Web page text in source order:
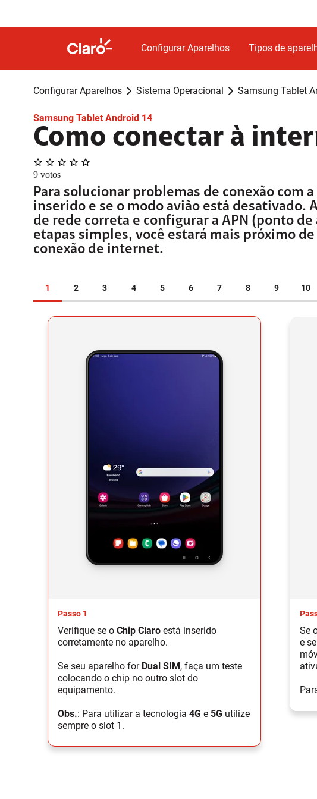
Configurar Aparelhos Tipos de
Configurar Aparelhos Sistema Operacional Samsung Tablet
Samsung Tablet Android 14
Como conectar à
9 votos
Para solucionar problemas de conexão
inserido e se o modo avião está
de rede correta e configurar a APN (ponto
etapas simples, você estará mais próximo
conexão de internet.
1 2 3 4 5 6 7 8 9 10
Passo 1
Verifique se o Chip Claro está inserido
corretamente no aparelho.
Se seu aparelho for Dual SIM, faça um teste
colocando o chip no outro slot do
equipamento.
Obs.: Para utilizar a tecnologia 4G e 5G utilize
sempre o slot 1.
Se
e